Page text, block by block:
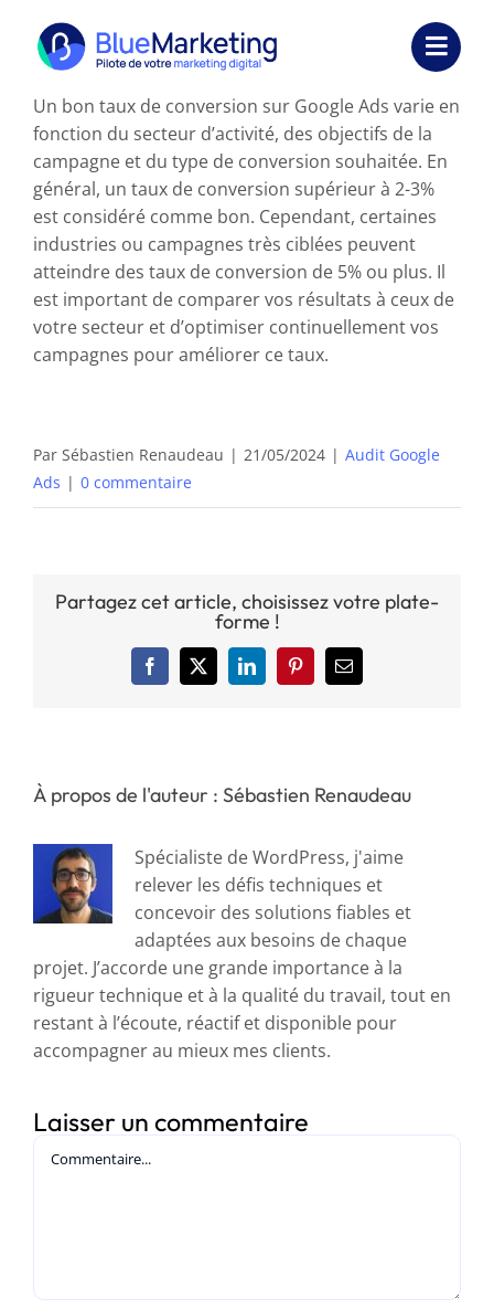
contenu
Expertises
Formations
Externalisation
Réalisations
Nous contacter
Un bon taux de conversion sur Google Ads varie en
fonction du secteur d’activité, des objectifs de la
campagne et du type de conversion souhaitée. En
général, un taux de conversion supérieur à 2-3%
est considéré comme bon. Cependant, certaines
industries ou campagnes très ciblées peuvent
atteindre des taux de conversion de 5% ou plus. Il
est important de comparer vos résultats à ceux de
votre secteur et d’optimiser continuellement vos
campagnes pour améliorer ce taux.
Par Sébastien Renaudeau | 21/05/2024 | Audit Google
Ads | 0 commentaire
Partagez cet article, choisissez votre plate-
forme !
Facebook
X LinkedInPinterestEmail
À propos de l'auteur : Sébastien Renaudeau
Spécialiste de WordPress, j'aime
relever les défis techniques et
concevoir des solutions fiables et
adaptées aux besoins de chaque
projet. J’accorde une grande importance à la
rigueur technique et à la qualité du travail, tout en
restant à l’écoute, réactif et disponible pour
accompagner au mieux mes clients.
Laisser un commentaire